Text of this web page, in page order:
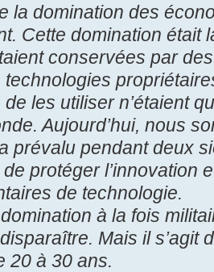
la domination des
Cette domination était
conservées par
technologies
les utiliser n’étaient
Aujourd’hui, nous
prévalu pendant deux
protéger l’innovation
de technologie.
à la fois
Mais il s’agit
20 à 30 ans.